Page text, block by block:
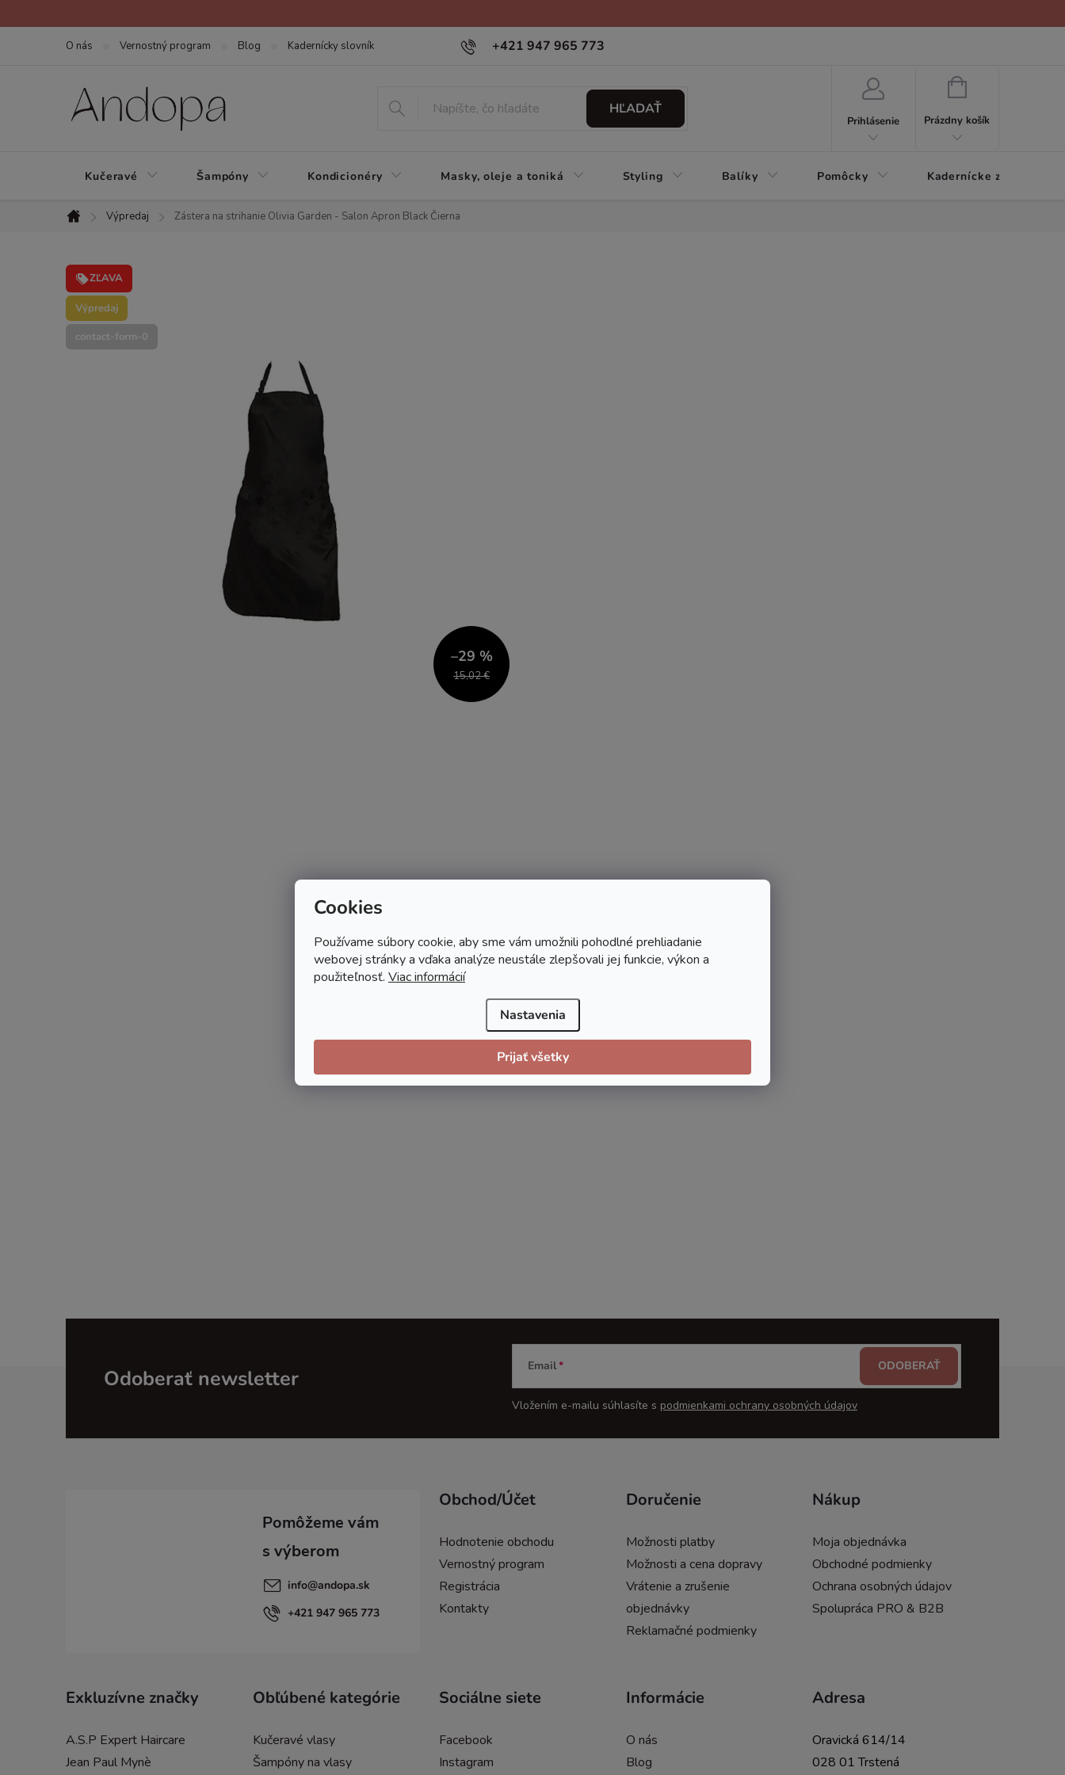
Cookies
Používame súbory cookie, aby sme vám umožnili pohodlné prehliadanie
webovej stránky a vďaka analýze neustále zlepšovali jej funkcie, výkon a
použiteľnosť. Viac informácií
Nastavenia
Prijať všetky
na
+421 947 965 773
O nás Vernostný program Blog Kadernícky slovník
HĽADAŤ
Prihlásenie
NÁKUPNÝ
Prázdny košík
Kučeravé Šampóny Kondicionéry Masky, oleje a toniká Styling Balíky Pomôcky Kadernícke zariadenie
Domov
Výpredaj Zástera na strihanie Olivia Garden - Salon Apron Black Čierna
ZĽAVA
Výpredaj
contact-form-0
15,02 €
–29 %
Odoberať newsletter Email
Vložením e-mailu súhlasíte s podmienkami ochrany osobných údajov
ODOBERAŤ
info@andopa.sk
+421 947 965 773
Obchod/Účet
Hodnotenie obchodu
Vernostný program
Registrácia
Kontakty
Doručenie
Možnosti platby
Možnosti a cena dopravy
Vrátenie a zrušenie
objednávky
Reklamačné podmienky
Nákup
Moja objednávka
Obchodné podmienky
Ochrana osobných údajov
Spolupráca PRO & B2B
Exkluzívne značky
A.S.P Expert Haircare
Jean Paul Mynè
Obľúbené kategórie
Kučeravé vlasy
Šampóny na vlasy
Sociálne siete
Facebook
Instagram
Informácie
O nás
Blog
Adresa
Oravická 614/14
028 01 Trstená